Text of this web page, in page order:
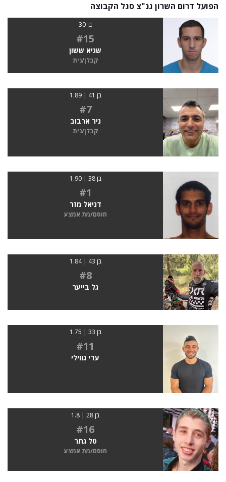
הפועל דרום השרון גנ"צ סגל הקבוצה
בן 30
#15
שגיא ששון
קבלן/נית
בן 41 | 1.89
#7
ניר ארבוב
קבלן/נית
בן 38 | 1.90
#1
דניאל מזר
חוסם/מת אמצע
בן 43 | 1.84
#8
גל בייער
בן 33 | 1.75
#11
עדי גווילי
בן 28 | 1.8
#16
טל גתר
חוסם/מת אמצע